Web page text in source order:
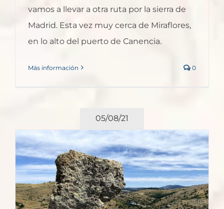
vamos a llevar a otra ruta por la sierra de
Madrid. Esta vez muy cerca de Miraflores,
en lo alto del puerto de Canencia.
Más información 0
05/08/21